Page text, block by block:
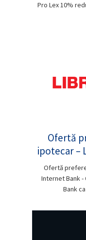
Pro Lex 10%
Ofertă
ipotecar –
Ofertă
Internet Bank
Bank